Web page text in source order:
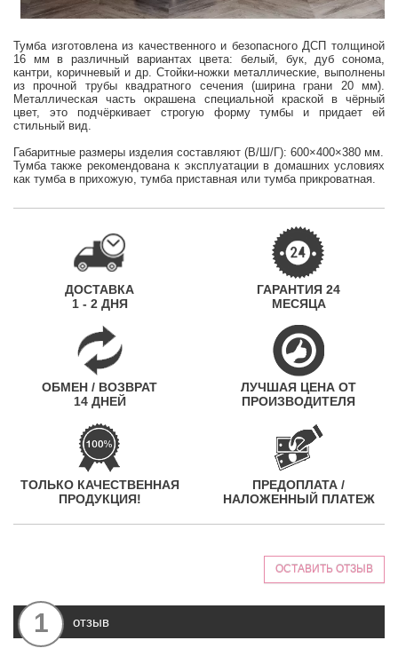
Тумба изготовлена из качественного и безопасного ДСП толщиной
16 мм в различный вариантах цвета: белый, бук, дуб сонома,
кантри, коричневый и др. Стойки-ножки металлические, выполнены
из прочной трубы квадратного сечения (ширина грани 20 мм).
Металлическая часть окрашена специальной краской в чёрный
цвет, это подчёркивает строгую форму тумбы и придает ей
стильный вид.
Габаритные размеры изделия составляют (В/Ш/Г): 600×400×380 мм.
Тумба также рекомендована к эксплуатации в домашних условиях
как тумба в прихожую, тумба приставная или тумба прикроватная.
ДОСТАВКА
1 - 2 ДНЯ
ГАРАНТИЯ 24
МЕСЯЦА
ОБМЕН / ВОЗВРАТ
14 ДНЕЙ
ЛУЧШАЯ ЦЕНА ОТ
ПРОИЗВОДИТЕЛЯ
ТОЛЬКО КАЧЕСТВЕННАЯ
ПРОДУКЦИЯ!
ПРЕДОПЛАТА /
НАЛОЖЕННЫЙ ПЛАТЕЖ
ОСТАВИТЬ ОТЗЫВ
1 отзыв